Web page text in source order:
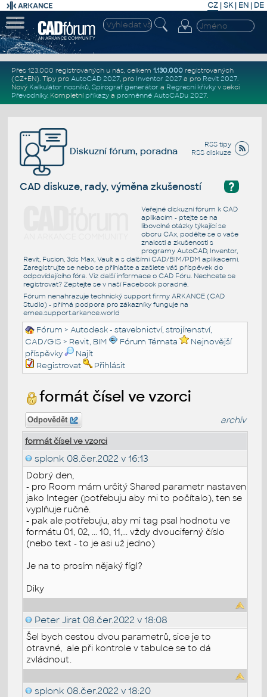
CZ | SK| EN | DE
Přes 123.000 registrovaných u nás, celkem 1.130.000registrovaných
(CZ+EN). Tipy pro AutoCAD 2027, pro Inventor 2027a pro Revit 2027.
Nový Kalkulátor nosníků, Spirograf generátor a Regresní křivkyv sekci
Převodníky. Kompletní příkazya proměnné AutoCADu 2027.
RSS tipy
RSS diskuze
Diskuzní fórum, poradna
?
CAD diskuze, rady, výměna zkušeností
Veřejné diskuzní fórum k CAD
aplikacím - ptejte se na
libovolné otázky týkající se
oboru CAx, podělte se o vaše
znalosti a zkušenosti s
programy AutoCAD, Inventor,
Revit, Fusion, 3ds Max, Vault a s dalšími CAD/BIM/PDM aplikacemi.
Zaregistrujte se nebo se přihlašte a zašlete váš příspěvek do
odpovídajícího fóra. Viz další informace o CAD Fóru. Nechcete se
registrovat? Zeptejte se v naší Facebook poradně.
Fórum nenahrazuje technický support firmy ARKANCE (CAD
Studio) - přímá podpora pro zákazníky funguje na
emea.support.arkance.world
Fórum >Autodesk - stavebnictví, strojírenství,
CAD/GIS > Revit, BIM Fórum Témata
Nejnovější
příspěvky
Najít
Registrovat
Přihlásit
formát čísel ve vzorci
Odpovědět archiv
formát čísel ve vzorci
splonk 08.čer.2022 v 16:13
Dobrý den,
- pro Room mám určitý Shared parametr nastaven
jako Integer (potřebuju aby mi to počítalo), ten se
vyplňuje ručně.
- pak ale potřebuju, aby mi tag psal hodnotu ve
formátu 01, 02, ... 10, 11,... vždy dvouciferný číslo
(nebo text - to je asi už jedno)
Je na to prosím nějaký fígl?
Diky
Peter Jirat 08.čer.2022 v 18:08
Šel bych cestou dvou parametrů, sice je to
otravné, ale při kontrole v tabulce se to dá
zvládnout.
splonk 08.čer.2022 v 18:20